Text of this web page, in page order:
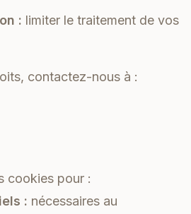
: limiter le traitement de vos
contactez-nous à :
cookies pour :
: nécessaires au